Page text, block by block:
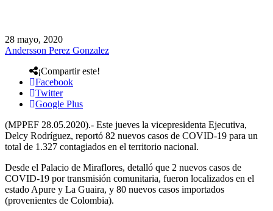
28 mayo, 2020
Andersson Perez Gonzalez
¡Compartir este!
Facebook
Twitter
Google Plus
(MPPEF 28.05.2020).- Este jueves la vicepresidenta Ejecutiva,
Delcy Rodríguez, reportó 82 nuevos casos de COVID-19 para un
total de 1.327 contagiados en el territorio nacional.
Desde el Palacio de Miraflores, detalló que 2 nuevos casos de
COVID-19 por transmisión comunitaria, fueron localizados en el
estado Apure y La Guaira, y 80 nuevos casos importados
(provenientes de Colombia).